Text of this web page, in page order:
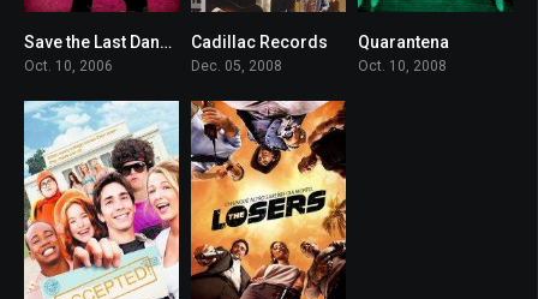
5.4
Save the Last Dance 2
Oct. 10, 2006
7.0
Cadillac Records
Dec. 05, 2008
Quarantena
Oct. 10, 2008